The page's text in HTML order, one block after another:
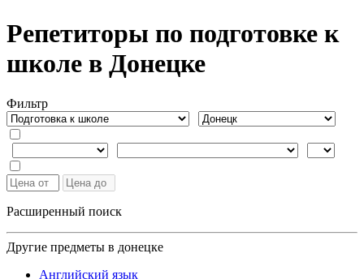
Репетиторы по подготовке к
школе в Донецке
Фильтр
Расширенный поиск
Другие предметы в донецке
Английский язык